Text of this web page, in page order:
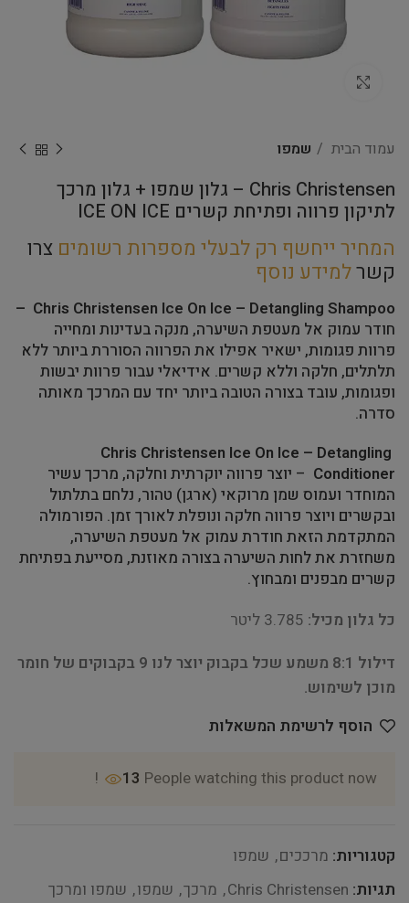
עמוד הבית שמפו
Chris Christensen – גלון שמפו + גלון מרכך
לתיקון פרווה ופתיחת קשרים ICE ON ICE
המחיר ייחשף רק לבעלי מספרות רשומים צרו
קשרלמידע נוסף
Chris Christensen Ice On Ice – Detangling Shampoo –
חודר עמוק אל מעטפת השיערה, מנקה בעדינות ומחייה
פרוות פגומות, ישאיר אפילו את הפרווה הסוררת ביותר ללא
תלתלים, חלקה וללא קשרים. אידיאלי עבור פרוות יבשות
ופגומות, עובד בצורה הטובה ביותר יחד עם המרכך מאותה
סדרה.
Chris Christensen Ice On Ice – Detangling
Conditioner – יוצר פרווה יוקרתית וחלקה, מרכך עשיר
המוחדר ועמוס שמן מרוקאי (ארגן) טהור, נלחם בתלתול
ובקשרים ויוצר פרווה חלקה ונופלת לאורך זמן. הפורמולה
המתקדמת הזאת חודרת עמוק אל מעטפת השיערה,
משחזרת את לחות השיערה בצורה מאוזנת, מסייעת בפתיחת
קשרים מבפנים ומבחוץ.
כל גלון מכיל:
דילול 8:1 משמע שכל בקבוק יוצר לנו 9 בקבוקים של חומר
מוכן לשימוש.
הוסף לרשימת המשאלות
13 People watching this product now!
קטגוריות: מרככים, שמפו
תגיות: Chris Christensen
, מרכך, שמפו, שמפו ומרכך